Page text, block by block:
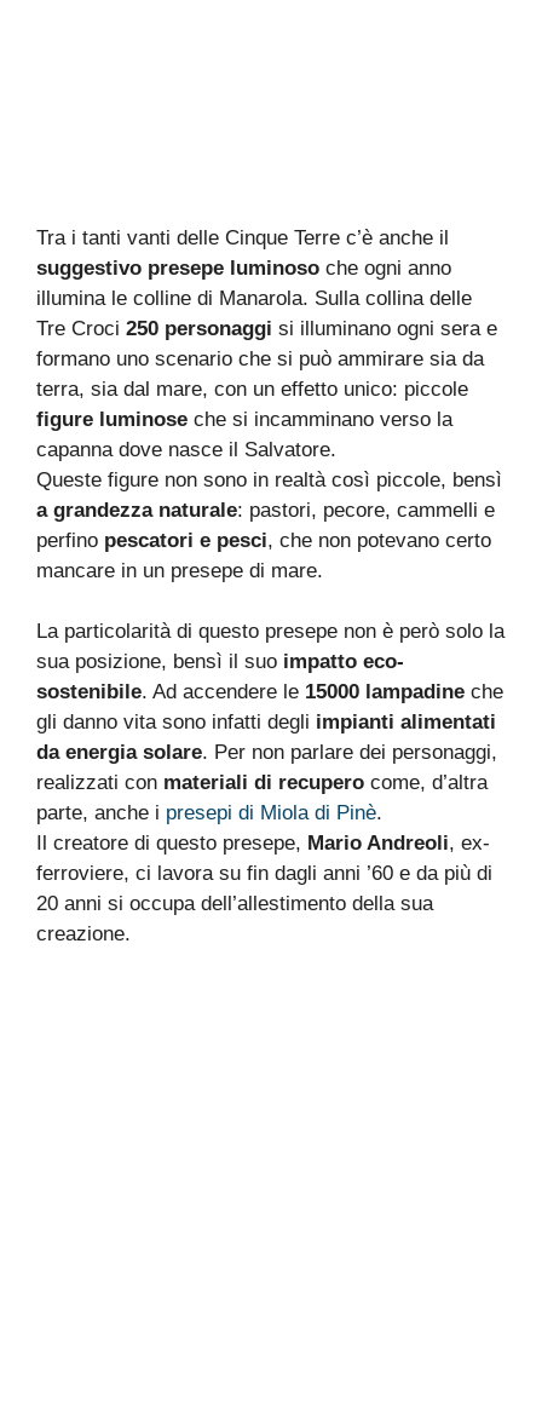
Tra i tanti vanti delle Cinque Terre c’è anche il
suggestivo presepe luminoso che ogni anno
illumina le colline di Manarola. Sulla collina delle
Tre Croci 250 personaggi si illuminano ogni sera e
formano uno scenario che si può ammirare sia da
terra, sia dal mare, con un effetto unico: piccole
figure luminose che si incamminano verso la
capanna dove nasce il Salvatore.
Queste figure non sono in realtà così piccole, bensì
a grandezza naturale: pastori, pecore, cammelli e
perfino pescatori e pesci, che non potevano certo
mancare in un presepe di mare.
La particolarità di questo presepe non è però solo la
sua posizione, bensì il suo impatto eco-
sostenibile. Ad accendere le 15000 lampadine che
gli danno vita sono infatti degli impianti alimentati
da energia solare. Per non parlare dei personaggi,
realizzati con materiali di recupero come, d’altra
parte, anche i presepi di Miola di Pinè.
Il creatore di questo presepe, Mario Andreoli, ex-
ferroviere, ci lavora su fin dagli anni ’60 e da più di
20 anni si occupa dell’allestimento della sua
creazione.